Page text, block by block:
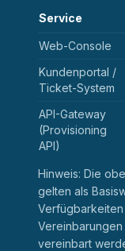
Service
Web-Console
Kundenportal /
Ticket-System
API-Gateway
(Provisioning
API)
Hinweis: Die
gelten als
vereinbart